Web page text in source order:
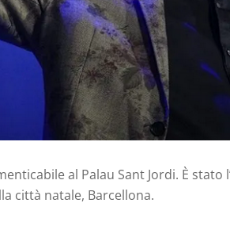
al Palau Sant Jordi. È stato
città natale, Barcellona.